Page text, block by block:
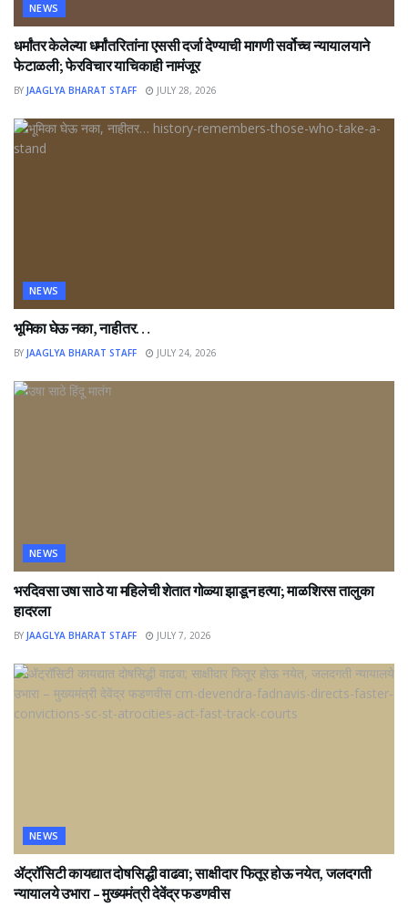
NEWS
धर्मांतर केलेल्या धर्मांतरितांना एससी दर्जा देण्याची मागणी सर्वोच्च न्यायालयाने
फेटाळली; फेरविचार याचिकाही नामंजूर
BY JAAGLYA BHARAT STAFF JULY 28, 2026
NEWS
भूमिका घेऊ नका, नाहीतर…
BY JAAGLYA BHARAT STAFF JULY 24, 2026
NEWS
भरदिवसा उषा साठे या महिलेची शेतात गोळ्या झाडून हत्या; माळशिरस तालुका
हादरला
BY JAAGLYA BHARAT STAFF JULY 7, 2026
NEWS
ॲट्रॉसिटी कायद्यात दोषसिद्धी वाढवा; साक्षीदार फितूर होऊ नयेत, जलदगती
न्यायालये उभारा – मुख्यमंत्री देवेंद्र फडणवीस